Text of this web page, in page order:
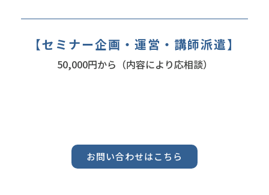
【セミナー企画・運営・講師派遣】
50,000円から（内容により応相談）
お問い合わせはこちら